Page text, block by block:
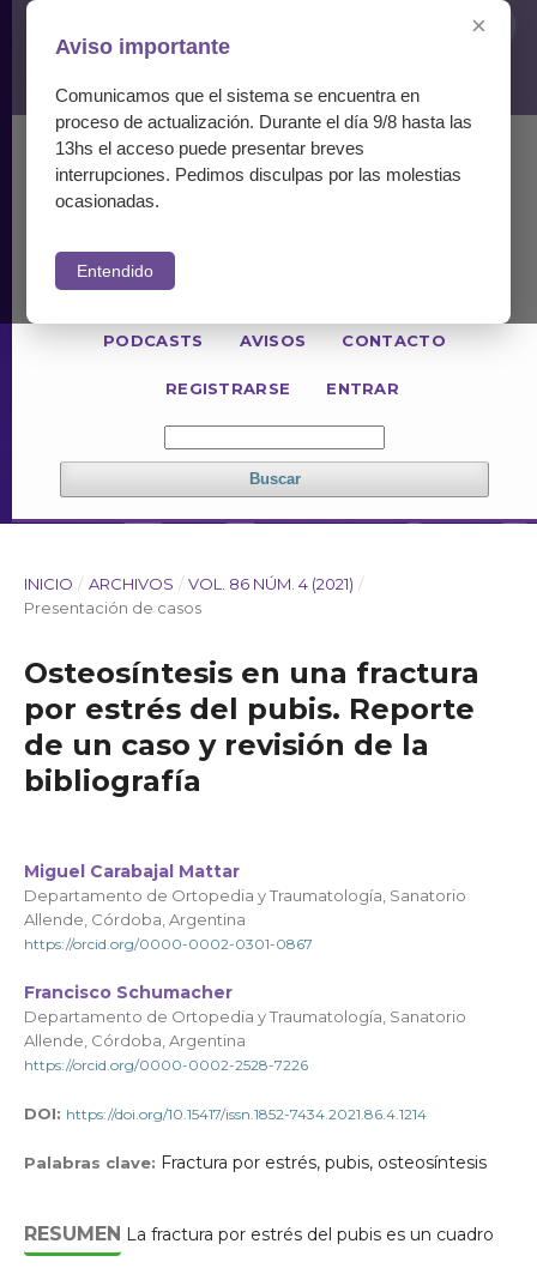
×
Aviso importante
Comunicamos que el sistema se encuentra en
proceso de actualización. Durante el día 9/8 hasta las
13hs el acceso puede presentar breves
interrupciones. Pedimos disculpas por las molestias
ocasionadas.
Entendido
ACTUAL NÚMEROS ANTERIORES
PARA LECTORES
INFORMACIÓN GENERAL
PODCASTS AVISOS CONTACTO
REGISTRARSE ENTRAR
Buscar
INICIO / ARCHIVOS / VOL. 86 NÚM. 4 (2021) /
Presentación de casos
Osteosíntesis en una fractura
por estrés del pubis. Reporte
de un caso y revisión de la
bibliografía
Miguel Carabajal Mattar
Departamento de Ortopedia y Traumatología, Sanatorio
Allende, Córdoba, Argentina
https://orcid.org/0000-0002-0301-0867
Francisco Schumacher
Departamento de Ortopedia y Traumatología, Sanatorio
Allende, Córdoba, Argentina
https://orcid.org/0000-0002-2528-7226
DOI: https://doi.org/10.15417/issn.1852-7434.2021.86.4.1214
Palabras clave: Fractura por estrés, pubis, osteosíntesis
RESUMEN La fractura por estrés del pubis es un cuadro